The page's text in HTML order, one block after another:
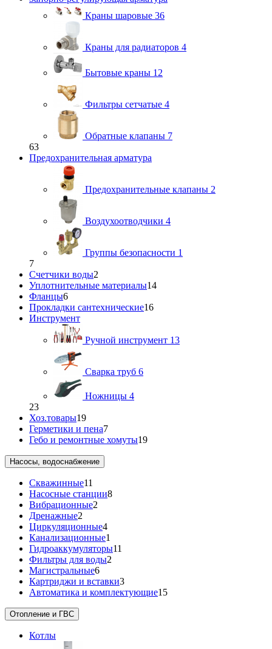
Краны шаровые 36
Краны для радиаторов 4
Бытовые краны 12
Фильтры сетчатые 4
Обратные клапаны 7
63
Предохранительная арматура
Предохранительные клапаны 2
Воздухоотводчики 4
Группы безопасности 1
7
Счетчики воды2
Уплотнительные материалы14
Фланцы6
Прокладки сантехнические16
Инструмент
Ручной инструмент 13
Сварка труб 6
Ножницы 4
23
Хоз.товары19
Герметики и пена7
Гебо и ремонтные хомуты19
Насосы, водоснабжение
Скважинные11
Насосные станции8
Вибрационные2
Дренажные2
Циркуляционные4
Канализационные1
Гидроаккумуляторы11
Фильтры для воды2
Магистральные6
Картриджи и вставки3
Автоматика и комплектующие15
Отопление и ГВС
Котлы